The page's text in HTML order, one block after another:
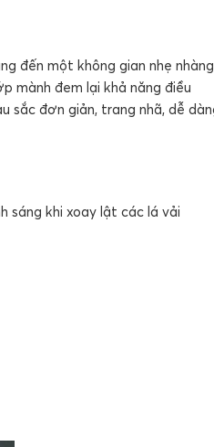
đến một không gian nhẹ nhàng
mành đem lại khả năng điều
sắc đơn giản, trang nhã, dễ
sáng khi xoay lật các lá vải